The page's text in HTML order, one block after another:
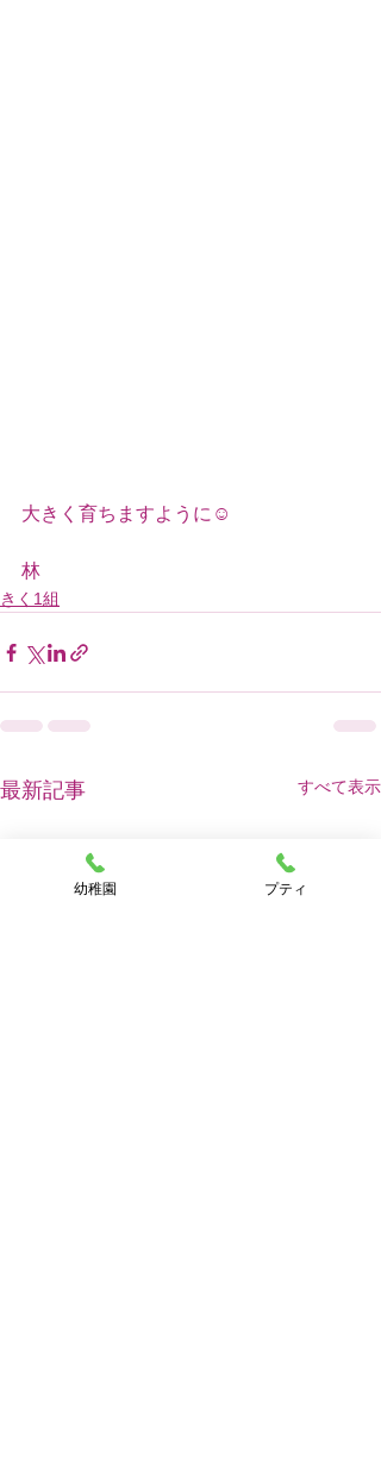
大きく育ちますように☺️
林
きく1組
最新記事 すべて表示
幼稚園 プティ